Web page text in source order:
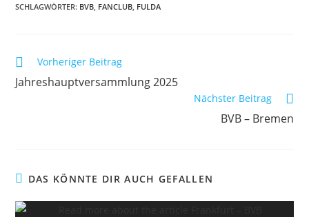
SCHLAGWÖRTER: BVB FANCLUB FULDA
Vorheriger Beitrag
Jahreshauptversammlung 2025
Nächster Beitrag
BVB – Bremen
DAS KÖNNTE DIR AUCH GEFALLEN